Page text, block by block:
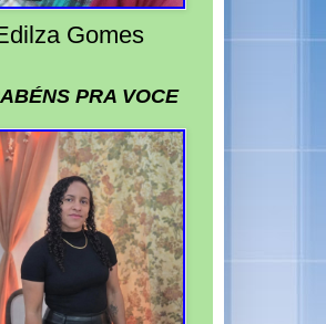
Gomes
PRA VOCE